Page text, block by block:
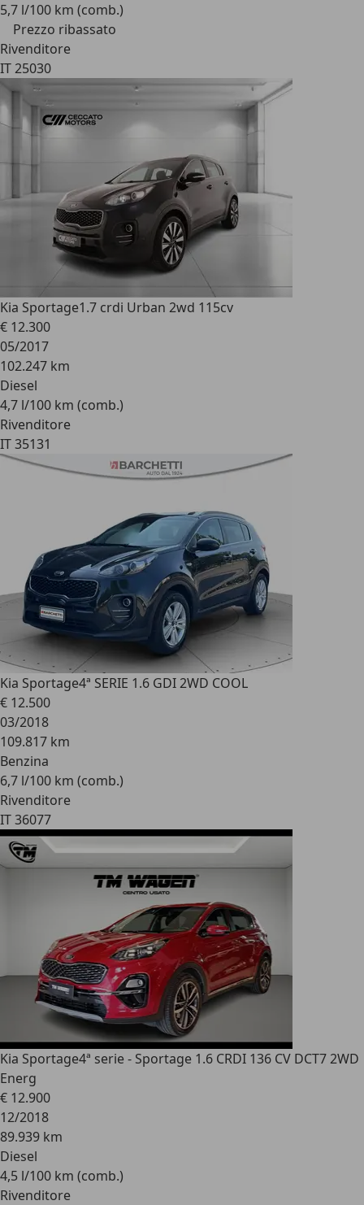
5,7 l/100 km (comb.)
Prezzo ribassato
Rivenditore
IT 25030
Kia Sportage1.7 crdi Urban 2wd 115cv
€ 12.300
05/2017
102.247 km
Diesel
4,7 l/100 km (comb.)
Rivenditore
IT 35131
Kia Sportage4ª SERIE 1.6 GDI 2WD COOL
€ 12.500
03/2018
109.817 km
Benzina
6,7 l/100 km (comb.)
Rivenditore
IT 36077
Kia Sportage4ª serie - Sportage 1.6 CRDI 136 CV DCT7 2WD
Energ
€ 12.900
12/2018
89.939 km
Diesel
4,5 l/100 km (comb.)
Rivenditore